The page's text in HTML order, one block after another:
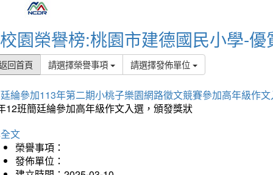
校園榮譽榜:桃園市建德國民小學-優
回首頁 請選擇榮譽事項 請選擇發佈單位
綸參加113年第二期小桃子樂園網路徵文競賽參加高年級作
12班簡廷綸參加高年級作文入選，頒發獎狀
文
榮譽事項：
發佈單位：